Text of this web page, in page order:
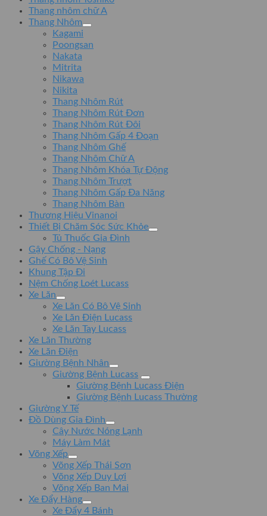
Thang nhôm chữ A
Thang Nhôm
Kagami
Poongsan
Nakata
Mitrita
Nikawa
Nikita
Thang Nhôm Rút
Thang Nhôm Rút Đơn
Thang Nhôm Rút Đôi
Thang Nhôm Gấp 4 Đoạn
Thang Nhôm Ghế
Thang Nhôm Chữ A
Thang Nhôm Khóa Tự Động
Thang Nhôm Trượt
Thang Nhôm Gấp Đa Năng
Thang Nhôm Bàn
Thương Hiệu Vinanoi
Thiết Bị Chăm Sóc Sức Khỏe
Tủ Thuốc Gia Đình
Gậy Chống - Nạng
Ghế Có Bô Vệ Sinh
Khung Tập Đi
Nệm Chống Loét Lucass
Xe Lăn
Xe Lăn Có Bô Vệ Sinh
Xe Lăn Điện Lucass
Xe Lăn Tay Lucass
Xe Lăn Thường
Xe Lăn Điện
Giường Bệnh Nhân
Giường Bệnh Lucass
Giường Bệnh Lucass Điện
Giường Bệnh Lucass Thường
Giường Y Tế
Đồ Dùng Gia Đình
Cây Nước Nóng Lạnh
Máy Làm Mát
Võng Xếp
Võng Xếp Thái Sơn
Võng Xếp Duy Lợi
Võng Xếp Ban Mai
Xe Đẩy Hàng
Xe Đẩy 4 Bánh